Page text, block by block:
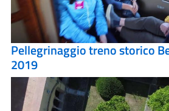
Pellegrinaggio treno storico
2019